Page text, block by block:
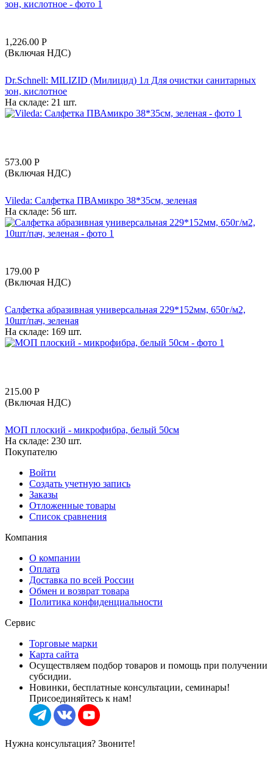
1,226.00 Р
(Включая НДС)
Dr.Schnell: MILIZID (Милицид) 1л Для очистки санитарных
зон, кислотное
На складе: 21 шт.
573.00 Р
(Включая НДС)
Vileda: Салфетка ПВАмикро 38*35см, зеленая
На складе: 56 шт.
179.00 Р
(Включая НДС)
Салфетка абразивная универсальная 229*152мм, 650г/м2,
10шт/пач, зеленая
На складе: 169 шт.
215.00 Р
(Включая НДС)
МОП плоский - микрофибра, белый 50см
На складе: 230 шт.
Покупателю
Войти
Создать учетную запись
Заказы
Отложенные товары
Список сравнения
Компания
О компании
Оплата
Доставка по всей России
Обмен и возврат товара
Политика конфиденциальности
Сервис
Торговые марки
Карта сайта
Осуществляем подбор товаров и помощь при получении
субсидии.
Новинки, бесплатные консультации, семинары!
Присоединяйтесь к нам!
Нужна консультация? Звоните!